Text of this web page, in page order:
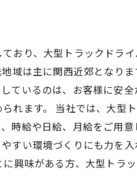
おり、大型トラックドラ
域は主に関西近郊となり
ているのは、お客様に安
れます。 当社では、大型
時給や日給、月給をご用
すい環境づくりにも力を
興味がある方、大型トラ